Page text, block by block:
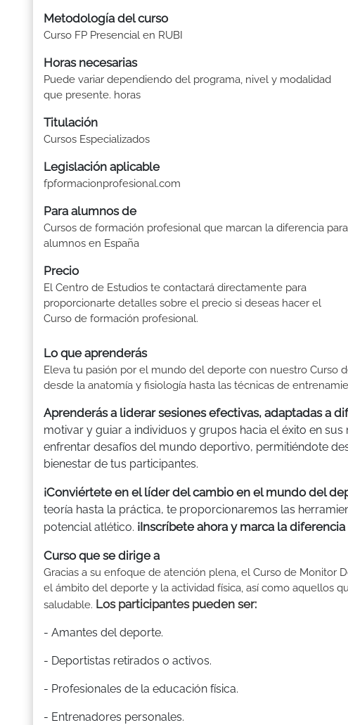
Metodología del curso
Curso FP Presencial en RUBI
Horas necesarias
Puede variar dependiendo del programa, nivel y modalidad
que presente. horas
Titulación
Cursos Especializados
Legislación aplicable
fpformacionprofesional.com
Para alumnos de
Cursos de formación profesional que marcan la diferencia para
alumnos en España
Precio
El Centro de Estudios te contactará directamente para
proporcionarte detalles sobre el precio si deseas hacer el
Curso de formación profesional.
Lo que aprenderás
Eleva tu pasión por el mundo del deporte con nuestro Curso
desde la anatomía y fisiología hasta las técnicas de
Aprenderás a liderar sesiones efectivas, adaptadas a
motivar y guiar a individuos y grupos hacia el éxito en
enfrentar desafíos del mundo deportivo, permitiéndote
bienestar de tus participantes.
¡Conviértete en el líder del cambio en el mundo del
teoría hasta la práctica, te proporcionaremos las
potencial atlético. ¡Inscríbete ahora y marca la
Curso que se dirige a
Gracias a su enfoque de atención plena, el Curso de Monitor
el ámbito del deporte y la actividad física, así como aquellos
saludable. Los participantes pueden ser:
- Amantes del deporte.
- Deportistas retirados o activos.
- Profesionales de la educación física.
- Entrenadores personales.